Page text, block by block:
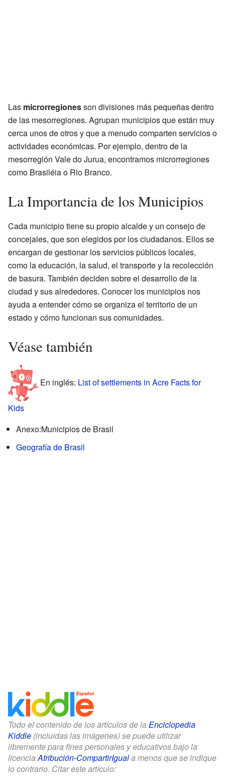
Las microrregionesson divisiones más pequeñas dentro
de las mesorregiones. Agrupan municipios que están muy
cerca unos de otros y que a menudo comparten servicios o
actividades económicas. Por ejemplo, dentro de la
mesorregión Vale do Jurua, encontramos microrregiones
como Brasiléia o Rio Branco.
La Importancia de los Municipios
Cada municipio tiene su propio alcalde y un consejo de
concejales, que son elegidos por los ciudadanos. Ellos se
encargan de gestionar los servicios públicos locales,
como la educación, la salud, el transporte y la recolección
de basura. También deciden sobre el desarrollo de la
ciudad y sus alrededores. Conocer los municipios nos
ayuda a entender cómo se organiza el territorio de un
estado y cómo funcionan sus comunidades.
Véase también
En inglés: List of settlements in Acre Facts for
Kids
Anexo:Municipios de Brasil
Geografía de Brasil
Todo el contenido de los artículos de la Enciclopedia
Kiddle (incluidas las imágenes) se puede utilizar
libremente para fines personales y educativos bajo la
licenciaAtribución-CompartirIguala menos que se indique
lo contrario. Citar este artículo: